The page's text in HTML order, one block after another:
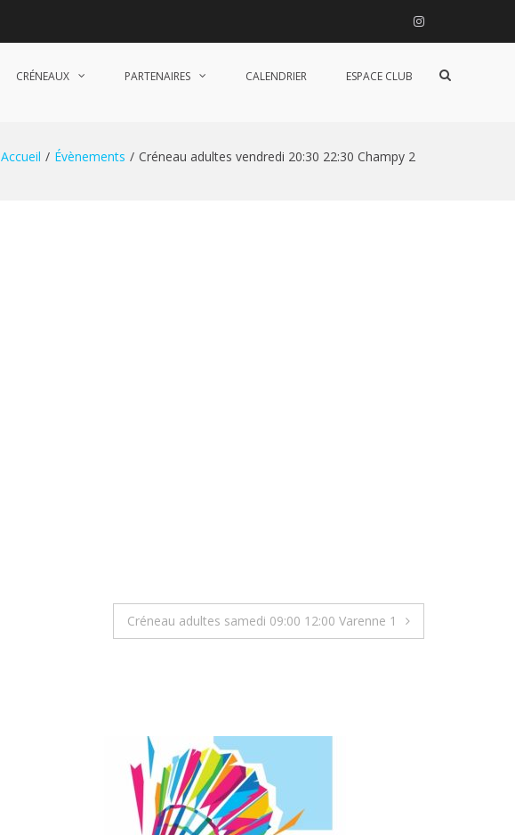
Instagram
CRÉNEAUX PARTENAIRES CALENDRIER ESPACE CLUB
Afficher
Accueil Évènements Créneau adultes vendredi 20:30 22:30 Champy 2
Créneau adultes samedi 09:00 12:00 Varenne 1